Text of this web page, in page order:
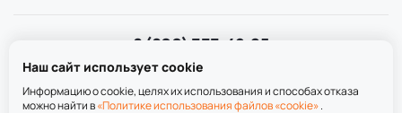
8 (800) 333-49-25
Звонок бесплатный
пн-пт 8:00-20:00
сб-вс 9:00-20:00
Наш сайт использует cookie
Информацию о cookie, целях их использования и способах отказа
можно найти в«Политике использования файлов «cookie».